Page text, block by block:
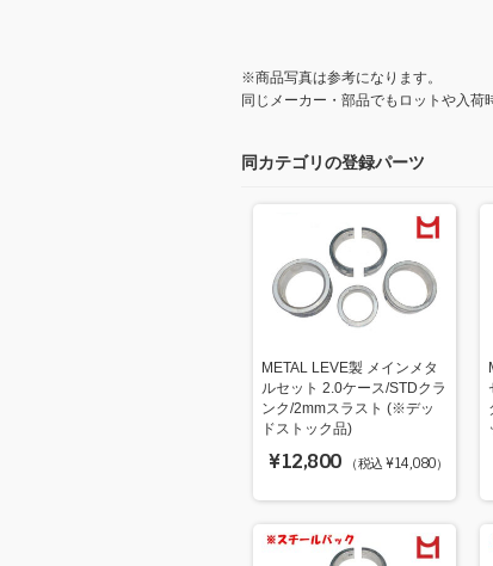
※商品写真は参考になります。
同じメーカー・部品でもロットや入荷
同カテゴリの登録パーツ
METAL LEVE製 メインメタ
ルセット 2.0ケース/STDクラ
ンク/2mmスラスト (※デッ
ドストック品)
¥12,800 （税込 ¥14,080）